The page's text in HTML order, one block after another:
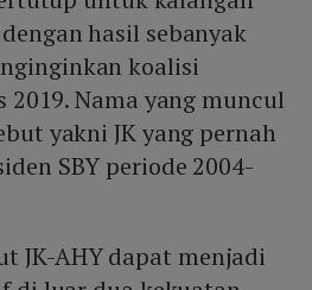
hasil sebanyak
koalisi
Nama yang muncul
yakni JK yang pernah
SBY periode 2004-
JK-AHY dapat menjadi